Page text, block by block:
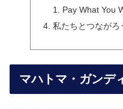
Pay What You
私たちとつながろ
マハトマ・ガンデ